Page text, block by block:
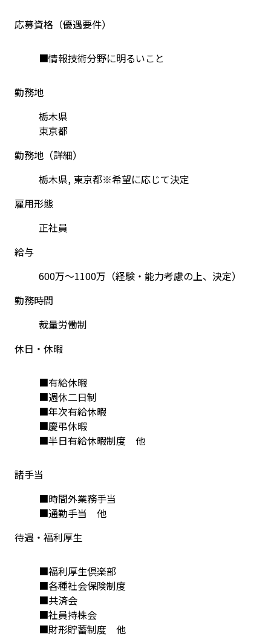
応募資格（優遇要件）
■情報技術分野に明るいこと
勤務地
栃木県
東京都
勤務地（詳細）
栃木県, 東京都※希望に応じて決定
雇用形態
正社員
給与
600万～1100万（経験・能力考慮の上、決定）
勤務時間
裁量労働制
休日・休暇
■有給休暇
■週休二日制
■年次有給休暇
■慶弔休暇
■半日有給休暇制度　他
諸手当
■時間外業務手当
■通勤手当　他
待遇・福利厚生
■福利厚生倶楽部
■各種社会保険制度
■共済会
■社員持株会
■財形貯蓄制度　他